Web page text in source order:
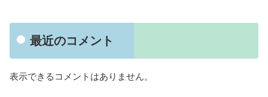
最近のコメント
表示できるコメントはありません。